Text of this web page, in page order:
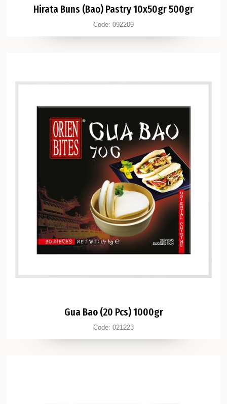
Hirata Buns (Bao) Pastry 10x50gr 500gr
Code: 092209
Gua Bao (20 Pcs) 1000gr
Code: 021223